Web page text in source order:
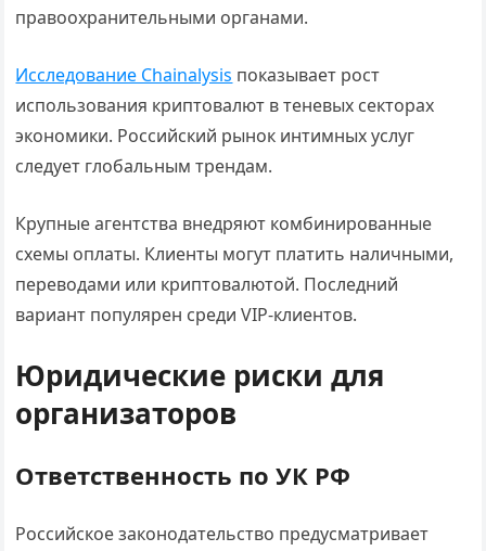
правоохранительными органами.
Исследование Chainalysis показывает рост
использования криптовалют в теневых секторах
экономики. Российский рынок интимных услуг
следует глобальным трендам.
Крупные агентства внедряют комбинированные
схемы оплаты. Клиенты могут платить наличными,
переводами или криптовалютой. Последний
вариант популярен среди VIP-клиентов.
Юридические риски для
организаторов
Ответственность по УК РФ
Российское законодательство предусматривает